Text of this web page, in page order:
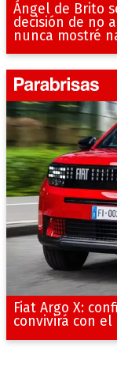
Ángel de Brito
decisión de no
nunca mostré
Fiat Argo X:
convivirá con